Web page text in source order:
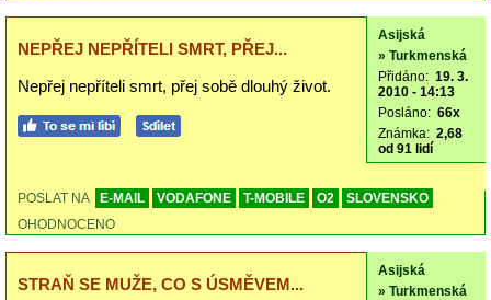
NEPŘEJ NEPŘÍTELI SMRT, PŘEJ...
Nepřej nepříteli smrt, přej sobě dlouhý život.
Asijská
» Turkmenská
Přidáno: 19. 3.
2010 - 14:13
Posláno: 66x
Známka: 2,68
od 91 lidí
POSLAT NA E-MAIL VODAFONE T-MOBILE O2
SLOVENSKO
OHODNOCENO
STRAŇ SE MUŽE, CO S ÚSMĚVEM...
Asijská
» Turkmenská